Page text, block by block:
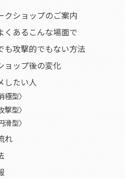
クショップのご案内
くあるこんな場面で
も攻撃的でもない方法
ョップ後の変化
したい人
極型〉
撃型〉
滑型〉
れ